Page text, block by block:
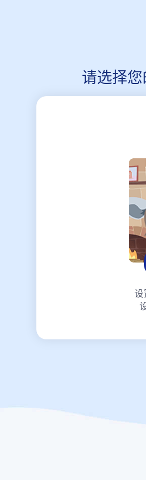
请选择
设